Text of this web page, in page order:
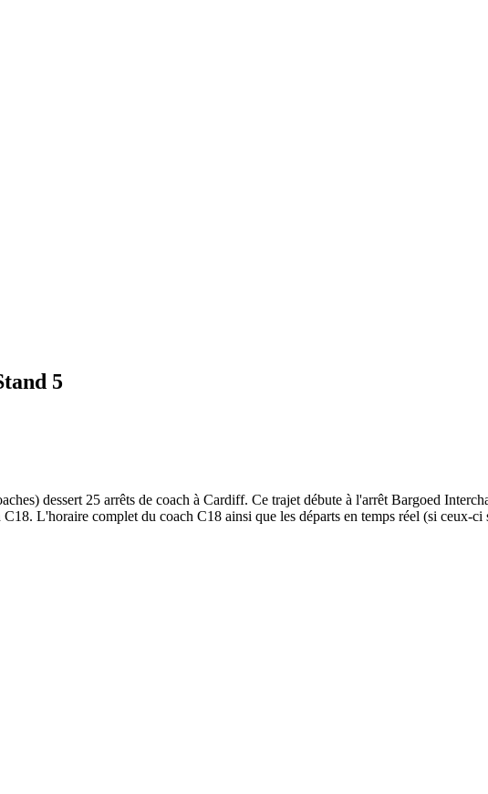
5
dessert 25 arrêts de coach à Cardiff. Ce trajet débute à l'arrêt Bargoed
L'horaire complet du coach C18 ainsi que les départs en temps réel (si ceux-ci